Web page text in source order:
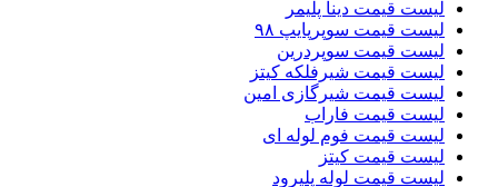
لیست قیمت دینا پلیمر
لیست قیمت سوپرپایپ ۹۸
لیست قیمت سوپردرین
لیست قیمت شیرفلکه کیتز
لیست قیمت شیرگازی امین
لیست قیمت فاراب
لیست قیمت فوم لوله ای
لیست قیمت کیتز
لیست قیمت لوله پلیرود